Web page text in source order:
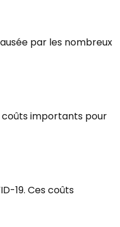
par les nombreux
coûts importants pour
19. Ces coûts